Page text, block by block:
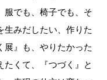
服でも、椅子でも、そ
生みだしたい、作りた
展』も、やりたかった
たくて、『つづく』と